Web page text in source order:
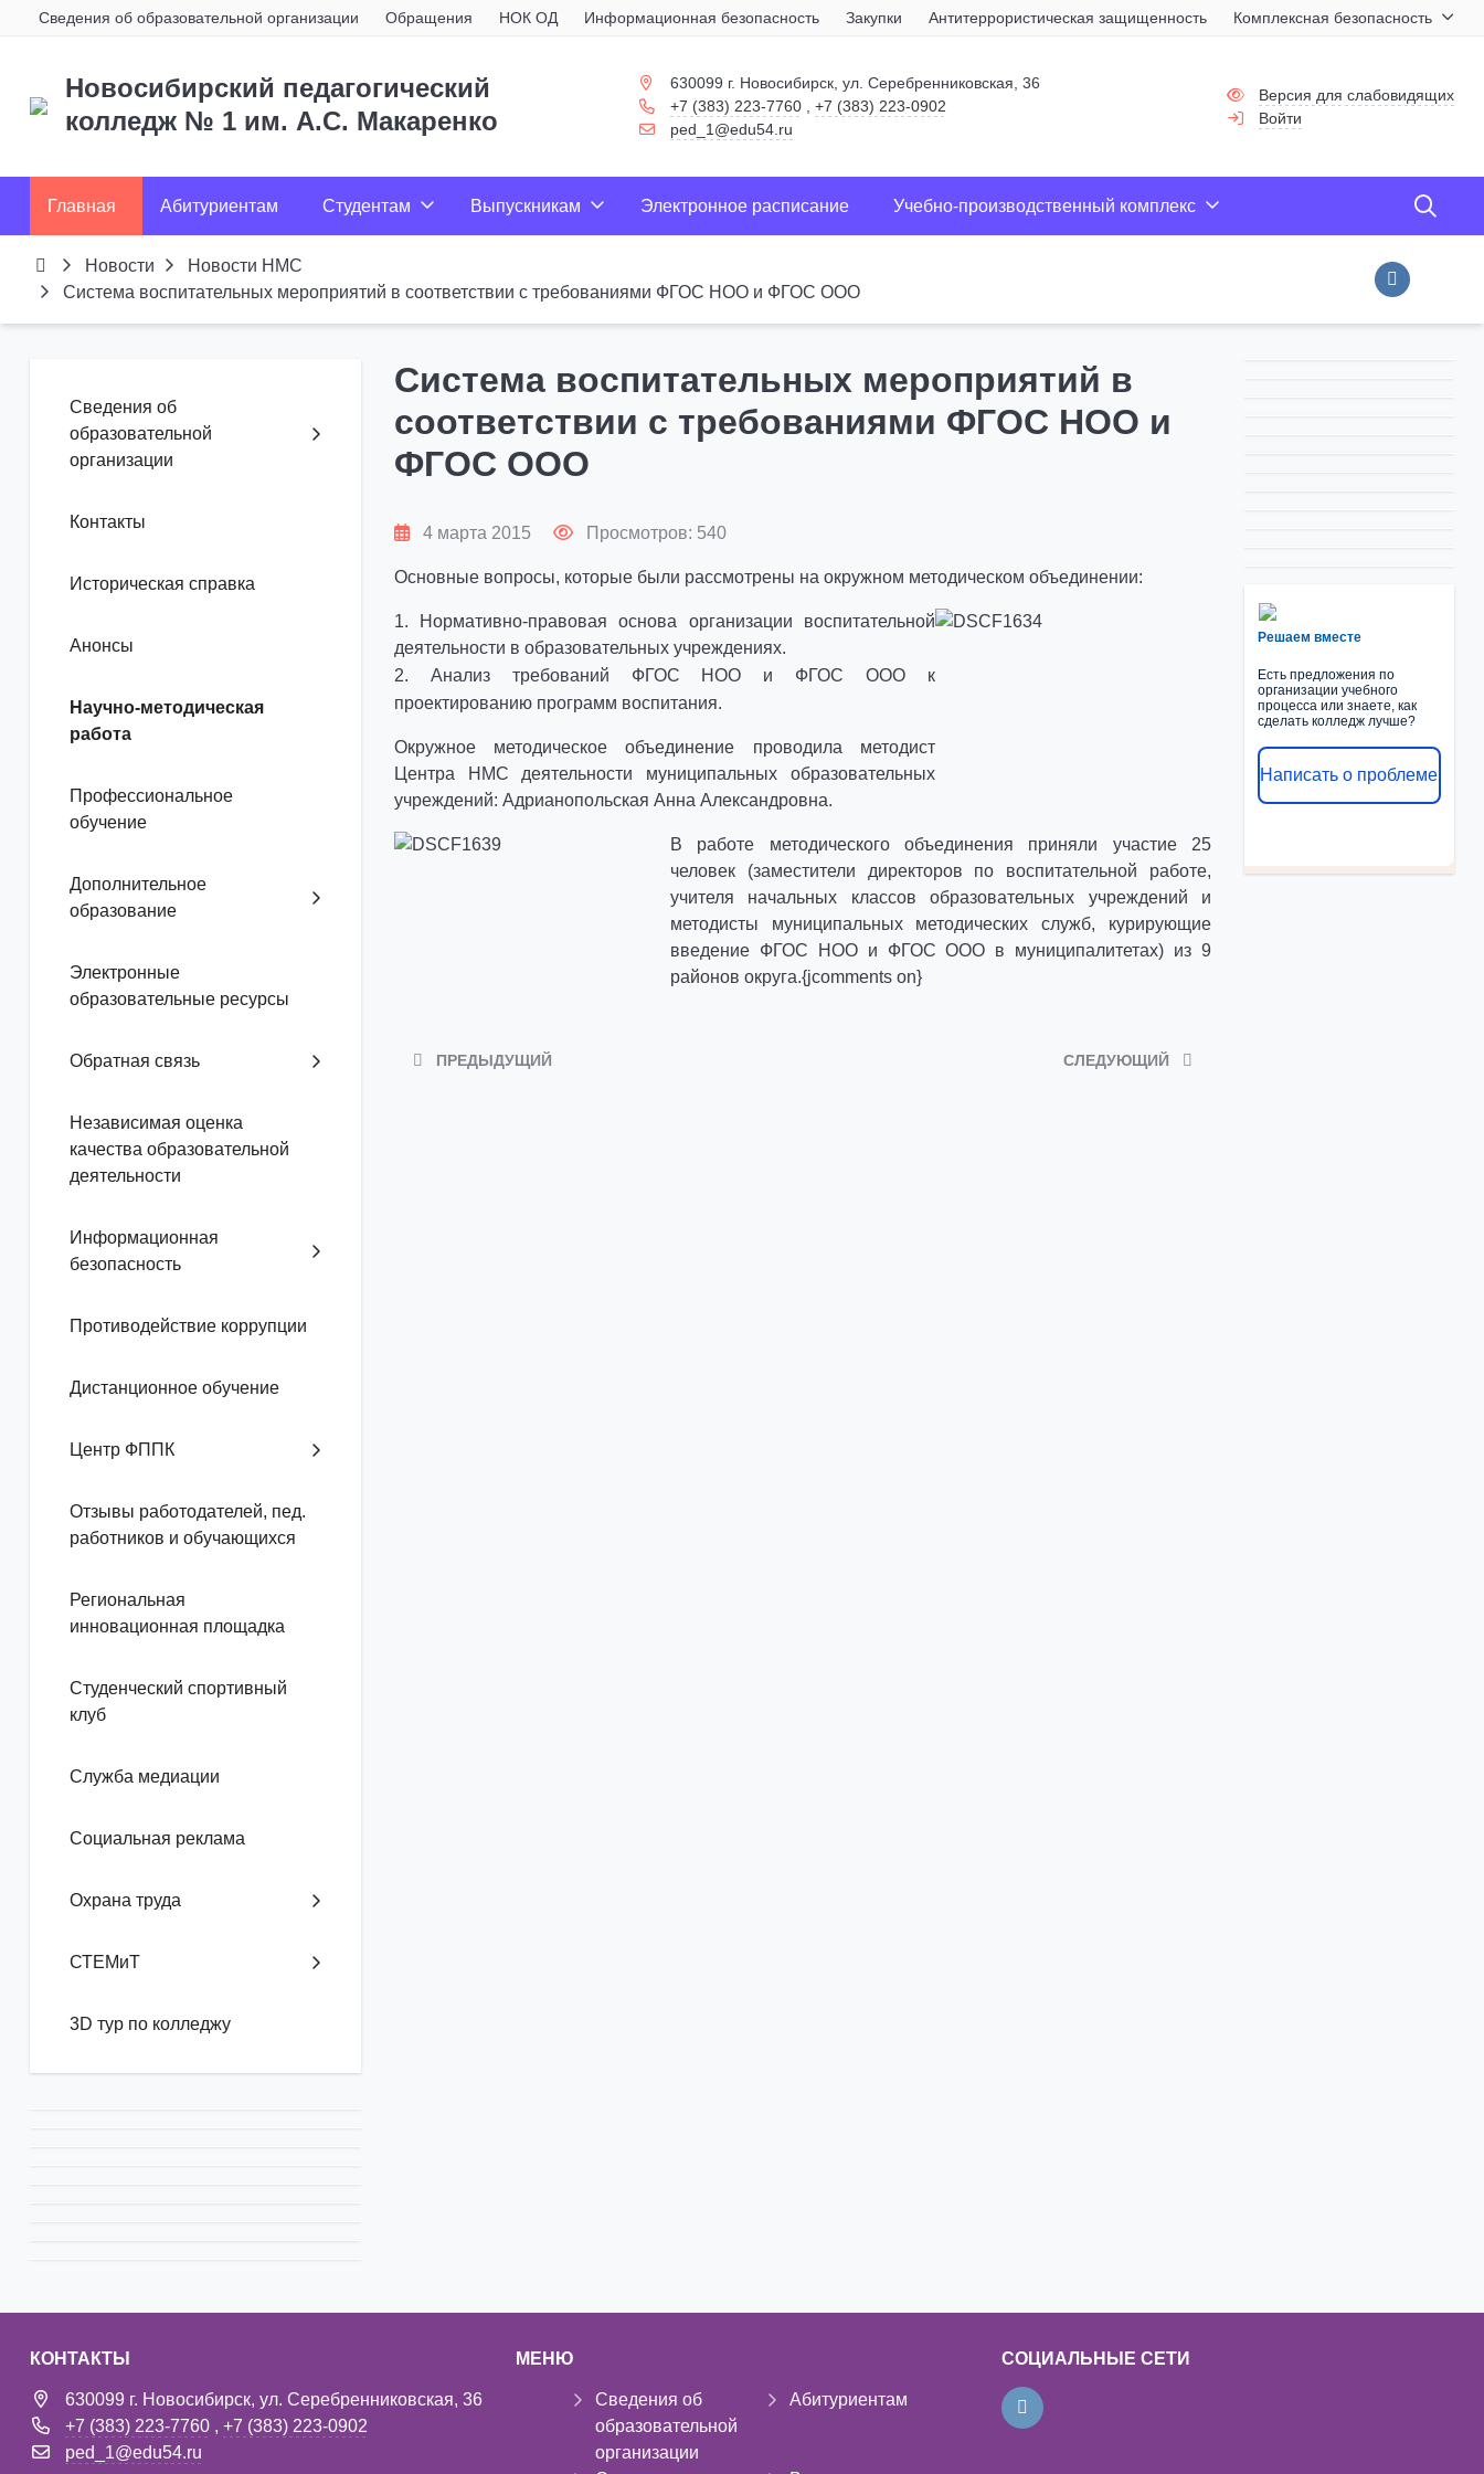
Сведения об образовательной организации Обращения НОК ОД Информационная безопасность Закупки Антитеррористическая защищенность Комплексная безопасность
Новосибирский педагогический
колледж № 1 им. А.С. Макаренко
630099 г. Новосибирск, ул. Серебренниковская, 36
+7 (383) 223-7760
+7 (383) 223-0902
ped_1@edu54.ru
Версия для слабовидящих
Войти
Главная Абитуриентам Студентам Выпускникам Электронное расписание Учебно-производственный комплекс
Новости
Новости НМС
Система воспитательных мероприятий в соответствии с требованиями ФГОС НОО и ФГОС ООО
Сведения об
образовательной
организации
Контакты
Историческая справка
Анонсы
Научно-методическая
работа
Профессиональное
обучение
Дополнительное
образование
Электронные
образовательные ресурсы
Обратная связь
Независимая оценка
качества образовательной
деятельности
Информационная
безопасность
Противодействие коррупции
Дистанционное обучение
Центр ФППК
Отзывы работодателей, пед.
работников и обучающихся
Региональная
инновационная площадка
Студенческий спортивный
клуб
Служба медиации
Социальная реклама
Охрана труда
СТЕМиТ
3D тур по колледжу
Система воспитательных мероприятий в
соответствии с требованиями ФГОС НОО и
ФГОС ООО
4 марта 2015 Просмотров: 540
Основные вопросы, которые были рассмотрены на окружном методическом объединении:
1. Нормативно-правовая основа организации воспитательной
деятельности в образовательных учреждениях.
2. Анализ требований ФГОС НОО и ФГОС ООО к
проектированию программ воспитания.
Окружное методическое объединение проводила методист
Центра НМС деятельности муниципальных образовательных
учреждений: Адрианопольская Анна Александровна.
В работе методического объединения приняли участие 25
человек (заместители директоров по воспитательной работе,
учителя начальных классов образовательных учреждений и
методисты муниципальных методических служб, курирующие
введение ФГОС НОО и ФГОС ООО в муниципалитетах) из 9
районов округа.{jcomments on}
ПРЕДЫДУЩИЙ СЛЕДУЮЩИЙ
Решаем вместе
Есть предложения по
организации учебного
процесса или знаете, как
сделать колледж лучше?
Написать о проблеме
КОНТАКТЫ
630099 г. Новосибирск, ул. Серебренниковская, 36
+7 (383) 223-7760 , +7 (383) 223-0902
ped_1@edu54.ru
МЕНЮ
Сведения об
образовательной
организации
Абитуриентам
СОЦИАЛЬНЫЕ СЕТИ